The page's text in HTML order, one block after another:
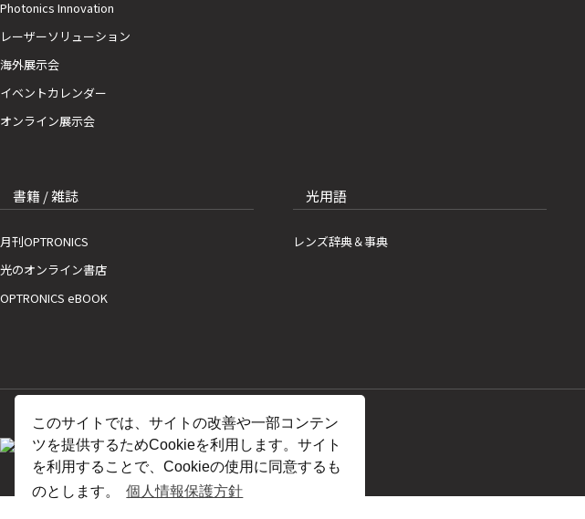
このサイトでは、サイトの改善や一部コンテン
ツを提供するためCookieを利用します。サイト
を利用することで、Cookieの使用に同意するも
のとします。
個人情報保護方針
Photonics Innovation
レーザーソリューション
海外展示会
イベントカレンダー
オンライン展示会
書籍 / 雑誌
月刊OPTRONICS
光のオンライン書店
OPTRONICS eBOOK
光用語
レンズ辞典＆事典